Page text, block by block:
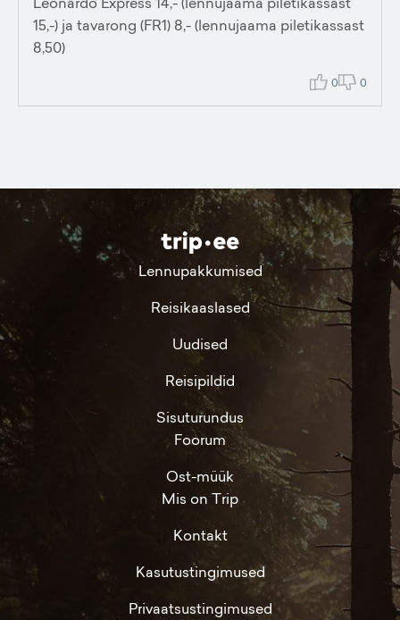
15,-) ja tavarong (FR1) 8,- (lennujaama piletikassast
8,50)
0 0
Lennupakkumised
Reisikaaslased
Uudised
Reisipildid
Sisuturundus
Foorum
Ost-müük
Mis on Trip
Kontakt
Kasutustingimused
Privaatsustingimused